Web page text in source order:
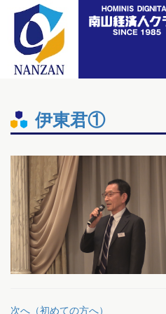
伊東君①
次へ（初めての方へ）